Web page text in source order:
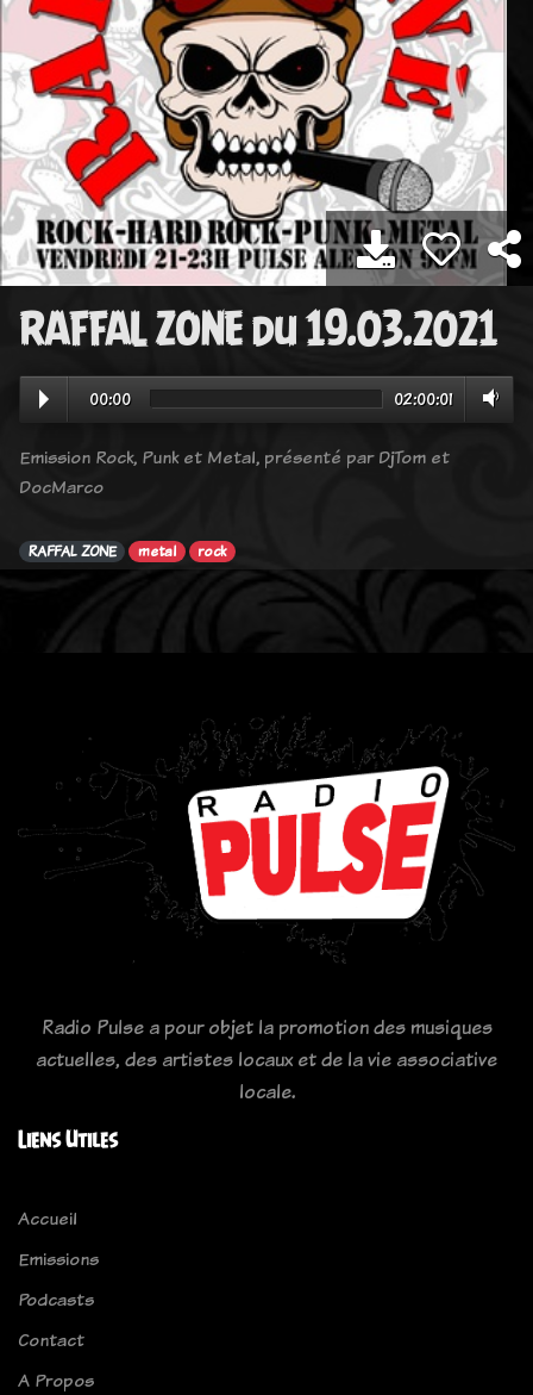
RAFFAL ZONE du 19.03.2021
00:00 02:00:01
Emission Rock, Punk et Metal, présenté par DjTom et
DocMarco
RAFFAL ZONE metal rock
Radio Pulse a pour objet la promotion des musiques
actuelles, des artistes locaux et de la vie associative
locale.
Liens Utiles
Accueil
Emissions
Podcasts
Contact
A Propos